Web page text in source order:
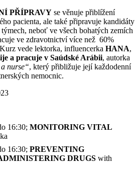
PŘÍPRAVY se věnuje přiblížení
pacienta, ale také připravuje kandidáty
neboť ve všech bohatých zemích
ve zdravotnictví více než 60%
vede lektorka, influencerka HANA,
a pracuje v Saúdské Arábii, autorka
nurse“, který přibližuje její každodenní
nemocnic.
16:30; MONITORING VITAL
16:30; PREVENTING
DRUGS with